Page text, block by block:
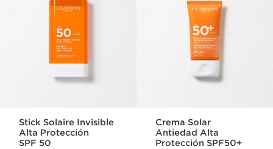
Stick Solaire Invisible
Alta Protección
SPF 50
Crema Solar
Antiedad Alta
Protección SPF50+